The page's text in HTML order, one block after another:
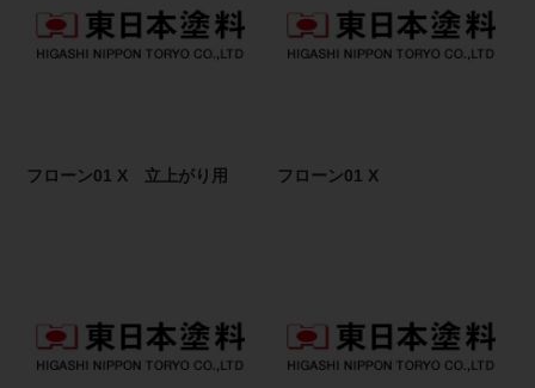
フローン01 X 立上がり用 フローン01 X